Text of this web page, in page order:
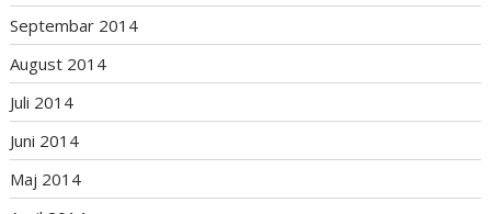
Septembar 2014
August 2014
Juli 2014
Juni 2014
Maj 2014